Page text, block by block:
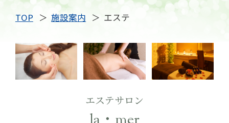
TOP 施設案内 エステ
エステサロン